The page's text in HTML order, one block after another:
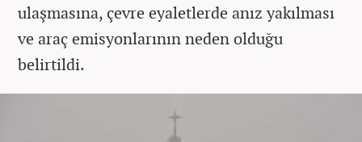
ulaşmasına, çevre eyaletlerde anız yakılması
ve araç emisyonlarının neden olduğu
belirtildi.